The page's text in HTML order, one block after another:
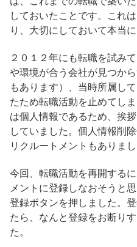
しておいたことです。これ
り、大切にしておいて本当
２０１２年にも転職を試み
や環境が合う会社が見つか
もあります）、当時所属し
たため転職活動を止めてし
は個人情報であるため、挨
していました。個人情報削
リクルートメントもありまし
今回、転職活動を再開する
メントに登録しなおそうと
登録ボタンを押しました。
たら、なんと登録をお断り
た。